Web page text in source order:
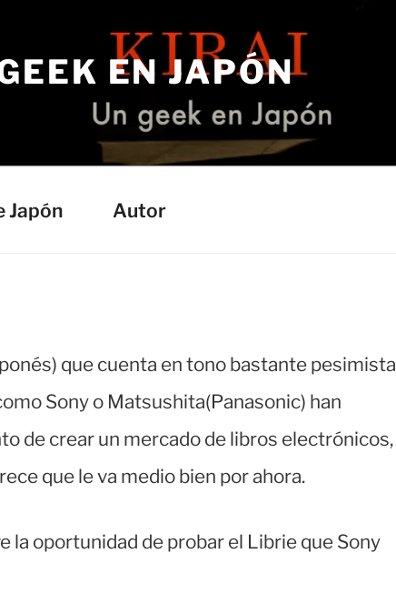
EN JAPÓN
Japón Autor
que cuenta en tono bastante pesimista
Sony o Matsushita(Panasonic) han
de crear un mercado de libros electrónicos,
que le va medio bien por ahora.
la oportunidad de probar el Librie que Sony